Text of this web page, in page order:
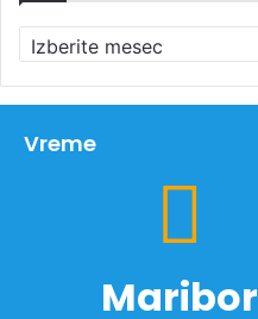
r
h
vVreme
Maribor